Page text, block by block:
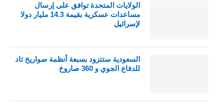
الولايات المتحدة توافق على إرسال
مساعدات عسكرية بقيمة 14.3 مليار دولا
لإسرائيل
السعودية ستتزود بسبعة أنظمة صواريخ ثاد
للدفاع الجوي و 360 صاروخ